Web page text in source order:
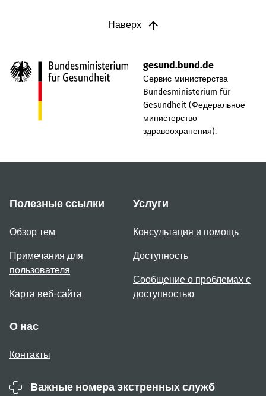
Наверх
gesund.bund.de
Сервис министерства
Bundesministerium für
Gesundheit (Федеральное
министерство
здравоохранения).
Полезные ссылки
Обзор тем
Примечания для
пользователя
Карта веб-сайта
Услуги
Консультация и помощь
Доступность
Сообщение о проблемах с
доступностью
О нас
Контакты
Важные номера экстренных служб